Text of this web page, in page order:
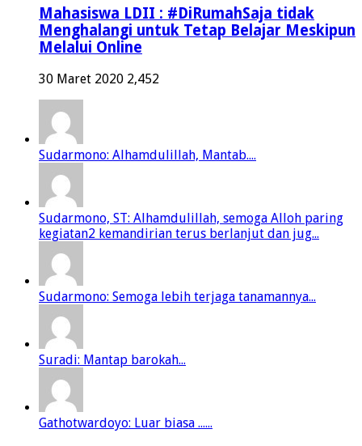
Mahasiswa LDII : #DiRumahSaja tidak
Menghalangi untuk Tetap Belajar Meskipun
Melalui Online
30 Maret 2020 2,452
Sudarmono: Alhamdulillah, Mantab....
Sudarmono, ST: Alhamdulillah, semoga Alloh paring
kegiatan2 kemandirian terus berlanjut dan jug...
Sudarmono: Semoga lebih terjaga tanamannya...
Suradi: Mantap barokah...
Gathotwardoyo: Luar biasa ......